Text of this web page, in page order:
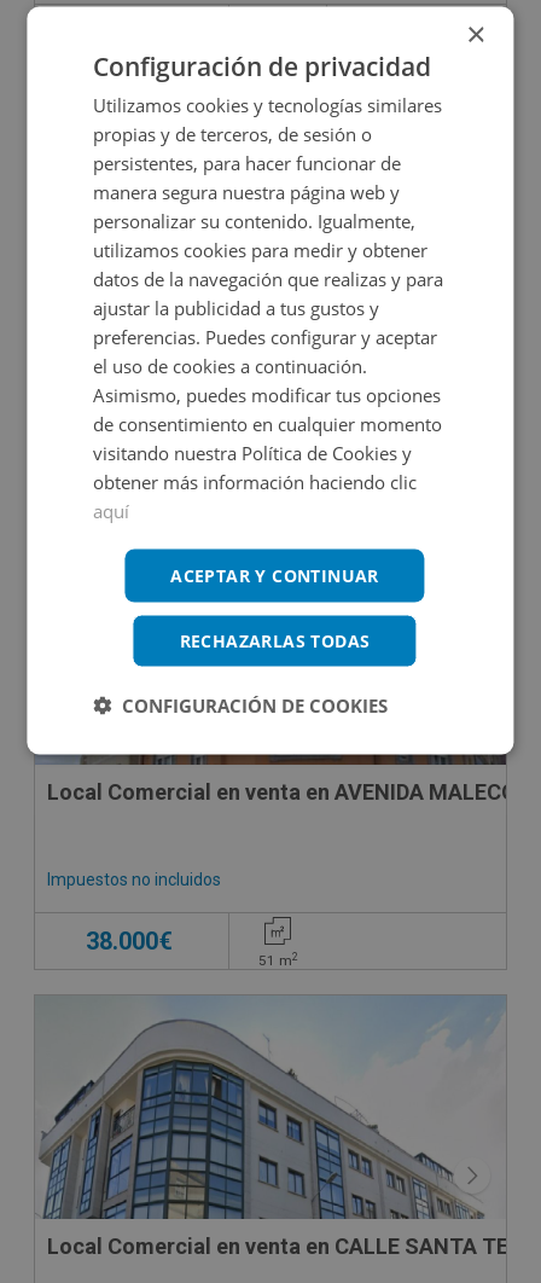
Local Comercial en venta en XOSE FERRO, -
Impuestos no incluidos Ahorro 12.600€
57.600€
45.000€
CESIÓN DE REMATE
Local Comercial en venta en AVENIDA MALECON
Impuestos no incluidos
38.000€
51 m2
CESIÓN DE REMATE
Local Comercial en venta en CALLE SANTA
×
Configuración de privacidad
Utilizamos cookies y tecnologías similares
propias y de terceros, de sesión o
persistentes, para hacer funcionar de
manera segura nuestra página web y
personalizar su contenido. Igualmente,
utilizamos cookies para medir y obtener
datos de la navegación que realizas y para
ajustar la publicidad a tus gustos y
preferencias. Puedes configurar y aceptar
el uso de cookies a continuación.
Asimismo, puedes modificar tus opciones
de consentimiento en cualquier momento
visitando nuestra Política de Cookies y
obtener más información haciendo clic
aquí
ACEPTAR Y CONTINUAR
RECHAZARLAS TODAS
CONFIGURACIÓN DE COOKIES